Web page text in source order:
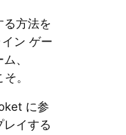
る方法を
ン ゲー
、
。
に参
レイする